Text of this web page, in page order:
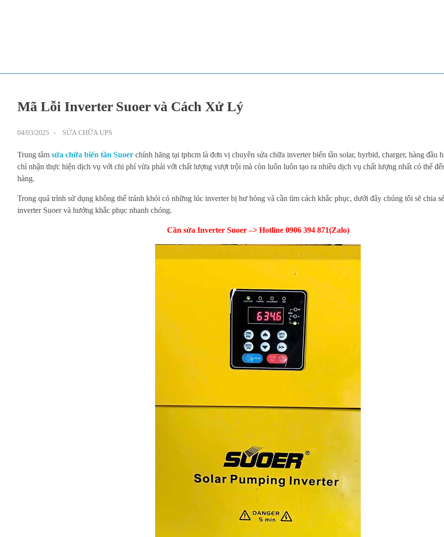
Mã Lỗi Inverter Suoer và Cách Xử Lý
04/03/2025 SỬA CHỮA UPS
Trung tâm sửa chữa biến tần Suoer chính hãng tại tphcm là đơn vị chuyên sửa chữa inverter biến tần solar, hyrbid, charger, hàng đầu
chỉ nhận thực hiện dịch vụ với chi phí vừa phải với chất lượng vượt trội mà còn luôn luôn tạo ra nhiều dịch vụ chất lượng nhất có thể
hàng.
Trong quá trình sử dụng không thể tránh khỏi có những lúc inverter bị hư hỏng và cần tìm cách khắc phục, dưới đây chúng tôi sẽ chia
inverter Suoer và hướng khắc phục nhanh chóng.
Cần sửa Inverter Suoer –> Hotline 0906 394 871(Zalo)